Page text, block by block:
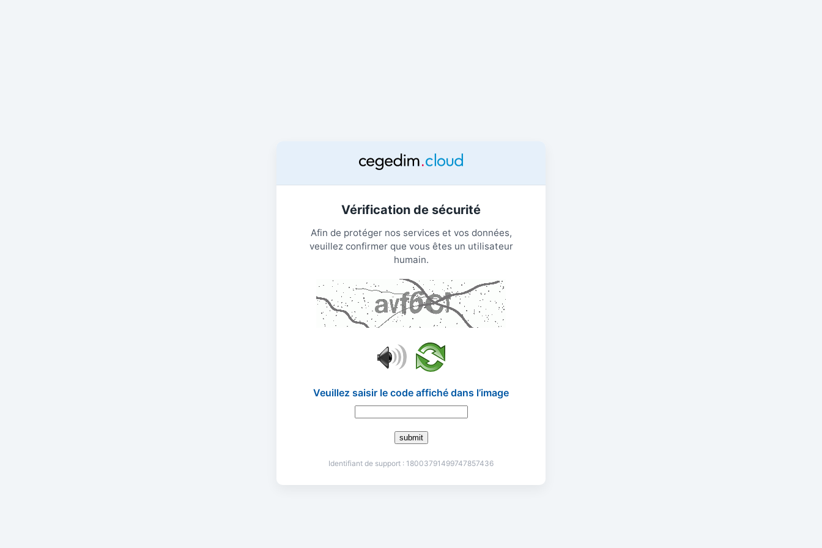
Vérification de sécurité
Afin de protéger nos services et vos données,
veuillez confirmer que vous êtes un utilisateur
humain.
Veuillez saisir le code affiché dans l’image
submit
Identifiant de support : 18003791499747857436